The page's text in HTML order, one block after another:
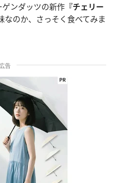
ンダッツの新作 『チェリー
なのか、さっそく食べてみま
広告